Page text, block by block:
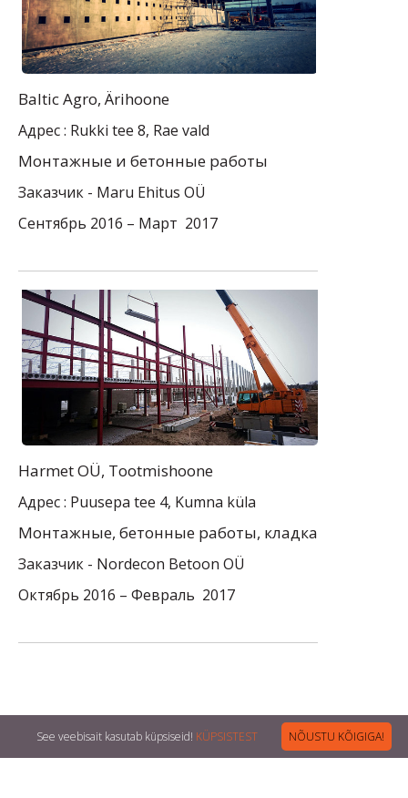
Baltic Agro, Ärihoone
Адрес : Rukki tee 8, Rae vald
Mонтажные и бетонные работы
Заказчик - Maru Ehitus OÜ
Сентябрь 2016 – Март 2017
Harmet OÜ, Tootmishoone
Адрес : Puusepa tee 4, Kumna küla
Mонтажные, бетонные работы, кладка
Заказчик - Nordecon Betoon OÜ
Октябрь 2016 – Февраль 2017
NÕUSTU KÕIGIGA!
See veebisait kasutab küpsiseid! KÜPSISTEST